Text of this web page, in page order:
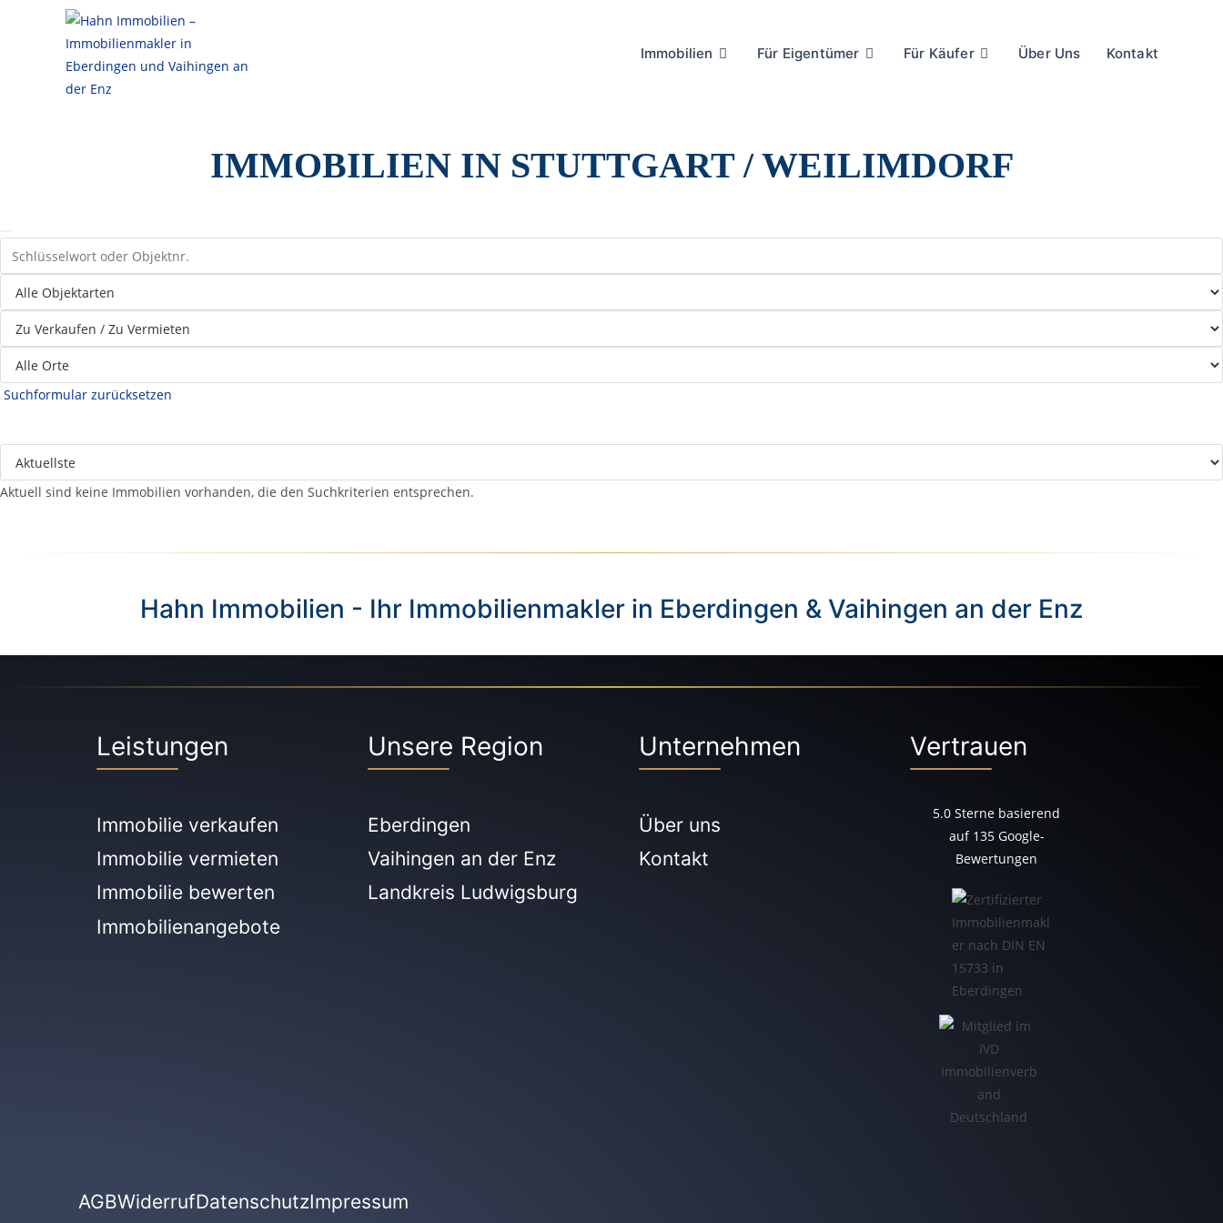
Immobilien Für Eigentümer Für Käufer Über Uns Kontakt
Stuttgart / Weilimdorf
IMMOBILIEN IN STUTTGART / WEILIMDORF
Suchformular zurücksetzen
Aktuell sind keine Immobilien vorhanden, die den Suchkriterien entsprechen.
Hahn Immobilien - Ihr Immobilienmakler in Eberdingen & Vaihingen an der Enz
Leistungen
Immobilie verkaufen
Immobilie vermieten
Immobilie bewerten
Immobilienangebote
Unsere Region
Eberdingen
Vaihingen an der Enz
Landkreis Ludwigsburg
Unternehmen
Über uns
Kontakt
Vertrauen
5.0 Sterne basierend
auf 135 Google-
Bewertungen
AGBWiderrufDatenschutzImpressum